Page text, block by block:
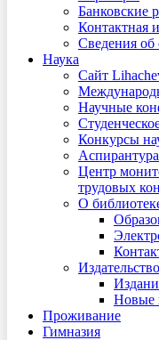
Банковские
Контактная
Сведения об
Наука
Сайт
Научные
Конкурсы
Аспирантура
Центр
трудовых
О
Издательство
Новые
Проживание
Гимназия